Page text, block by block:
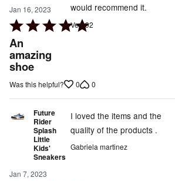
Jan 16, 2023
Rated
5
out
of
5
An
amazing
shoe
would recommend it.
Vern92
Was this helpful? 0 0
Future
Rider
Splash
Little
Kids'
Sneakers
Jan 7, 2023
I loved the items and the
quality of the products .
Gabriela martinez